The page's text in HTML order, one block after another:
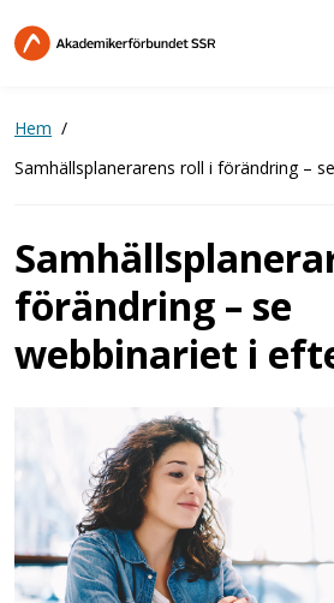
till
Hem
Samhällsplanerarens roll i förändring –
förändring – se
webbinariet i